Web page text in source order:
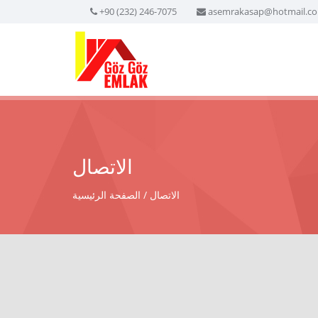
+90 (232) 246-7075
الاتصال
الصفحة الرئيسية الاتصال